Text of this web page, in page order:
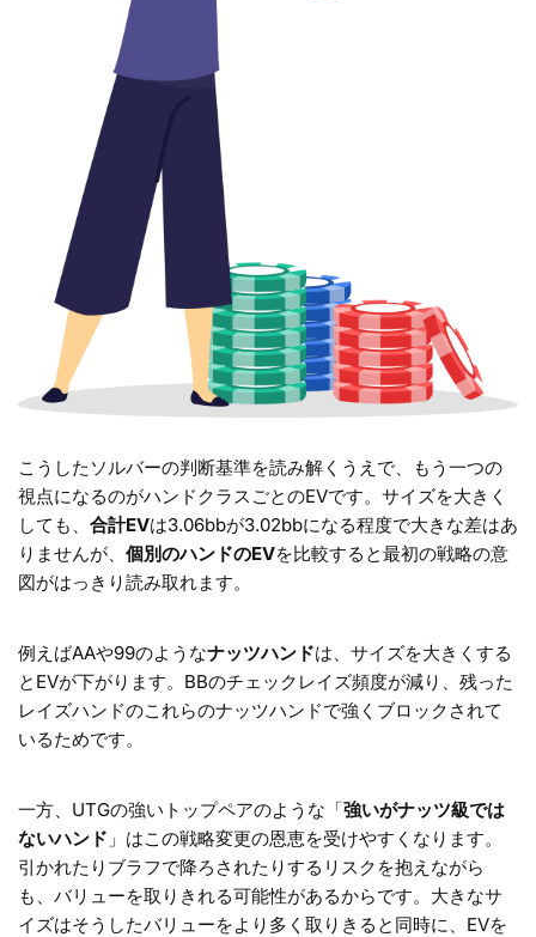
こうしたソルバーの判断基準を読み解くうえで、もう一つの
視点になるのがハンドクラスごとのEVです。サイズを大きく
しても、 合計EVは3.06bbが3.02bbになる程度で大きな差はあ
りませんが、 個別のハンドのEVを比較すると最初の戦略の意
図がはっきり読み取れます。
例えばAAや99のようなナッツハンドは、サイズを大きくする
とEVが下がります。BBのチェックレイズ頻度が減り、残った
レイズハンドのこれらのナッツハンドで強くブロックされて
いるためです。
一方、UTGの強いトップペアのような「強いがナッツ級では
ないハンド 」はこの戦略変更の恩恵を受けやすくなります。
引かれたりブラフで降ろされたりするリスクを抱えながら
も、バリューを取りきれる可能性があるからです。大きなサ
イズはそうしたバリューをより多く取りきると同時に、EVを